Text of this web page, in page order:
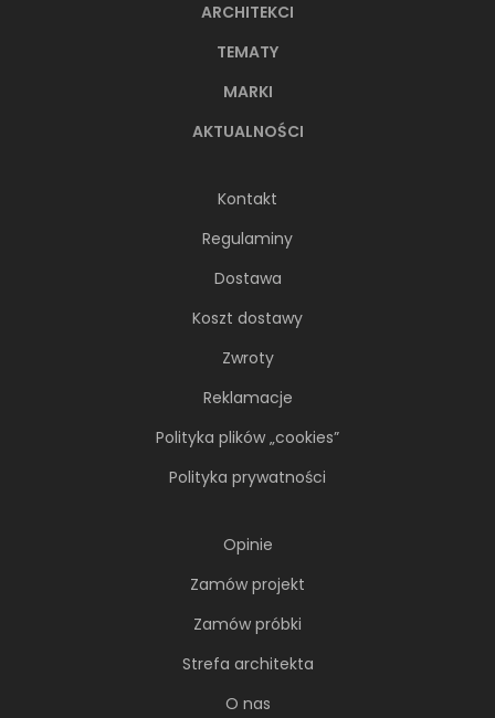
ARCHITEKCI
TEMATY
MARKI
AKTUALNOŚCI
Kontakt
Regulaminy
Dostawa
Koszt dostawy
Zwroty
Reklamacje
Polityka plików „cookies”
Polityka prywatności
Opinie
Zamów projekt
Zamów próbki
Strefa architekta
O nas